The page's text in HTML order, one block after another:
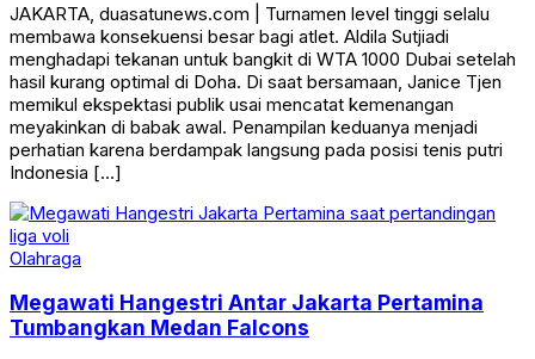
JAKARTA, duasatunews.com | Turnamen level tinggi selalu
membawa konsekuensi besar bagi atlet. Aldila Sutjiadi
menghadapi tekanan untuk bangkit di WTA 1000 Dubai setelah
hasil kurang optimal di Doha. Di saat bersamaan, Janice Tjen
memikul ekspektasi publik usai mencatat kemenangan
meyakinkan di babak awal. Penampilan keduanya menjadi
perhatian karena berdampak langsung pada posisi tenis putri
Indonesia […]
Olahraga
Megawati Hangestri Antar Jakarta Pertamina
Tumbangkan Medan Falcons